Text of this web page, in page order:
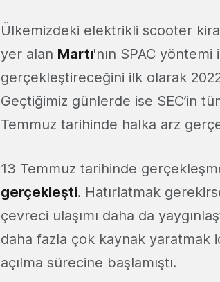
Ülkemizdeki elektrikli scooter
yer alan Martı'nın SPAC
gerçekleştireceğini ilk olarak 2022
Geçtiğimiz günlerde ise SEC’in
Temmuz tarihinde halka arz
13 Temmuz tarihinde
gerçekleşti. Hatırlatmak
çevreci ulaşımı daha da
daha fazla çok kaynak yaratmak
açılma sürecine başlamıştı.